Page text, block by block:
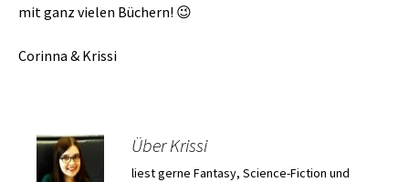
mit ganz vielen Büchern! 😉
Corinna & Krissi
Über Krissi
liest gerne Fantasy, Science-Fiction und